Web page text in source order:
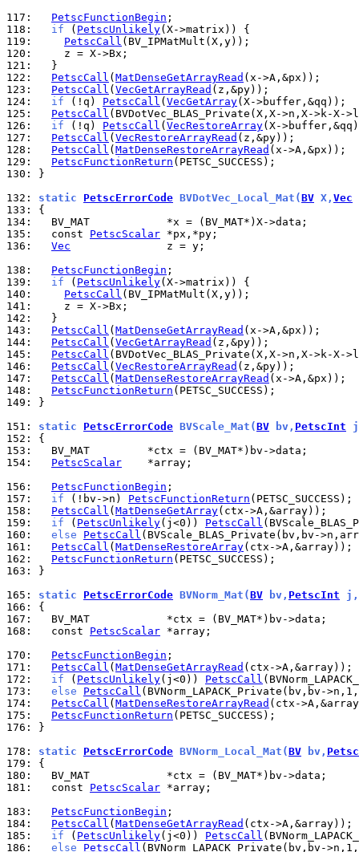
117:
PetscFunctionBegin
118:
if ( PetscUnlikely
119:
PetscCall
120:
121:
122:
PetscCall ( MatDenseGetArrayRead
123:
PetscCall ( VecGetArrayRead
124:
if (!q) PetscCall ( VecGetArray
125:
PetscCall
126:
if (!q) PetscCall ( VecRestoreArray
127:
PetscCall ( VecRestoreArrayRead
128:
PetscCall ( MatDenseRestoreArrayRead
129:
PetscFunctionReturn
130:
}
132: static PetscErrorCode BVDotVec_Local_Mat(BV X, Vec
133:
134:
135:
  const
PetscScalar
136:
Vec
               z = y;
138:
PetscFunctionBegin
139:
if ( PetscUnlikely
140:
PetscCall
141:
142:
143:
PetscCall ( MatDenseGetArrayRead
144:
PetscCall ( VecGetArrayRead
145:
PetscCall (BVDotVec_BLAS_Private(X,X->n,X->k-
146:
PetscCall ( VecRestoreArrayRead
147:
PetscCall ( MatDenseRestoreArrayRead
148:
PetscFunctionReturn
149:
}
151: static PetscErrorCode BVScale_Mat(BV bv, PetscInt
152:
153:
154:
PetscScalar
    *array;
156:
PetscFunctionBegin
157:
if (!bv->n) PetscFunctionReturn
158:
PetscCall ( MatDenseGetArray
159:
if ( PetscUnlikely(j<0)) PetscCall
160:
else
PetscCall
161:
PetscCall ( MatDenseRestoreArray
162:
PetscFunctionReturn
163:
}
165: static PetscErrorCode BVNorm_Mat(BV bv, PetscInt j,
166:
167:
168:
  const
PetscScalar *array;
170:
PetscFunctionBegin
171:
PetscCall ( MatDenseGetArrayRead
172:
if ( PetscUnlikely(j<0)) PetscCall
173:
else
PetscCall
174:
PetscCall ( MatDenseRestoreArrayRead
175:
PetscFunctionReturn
176:
}
178: static PetscErrorCode BVNorm_Local_Mat(BV bv,
179:
180:
181:
  const
PetscScalar *array;
183:
PetscFunctionBegin
184:
PetscCall ( MatDenseGetArrayRead
185:
if ( PetscUnlikely(j<0)) PetscCall
186:
else PetscCall (BVNorm_LAPACK_Private(bv,bv-